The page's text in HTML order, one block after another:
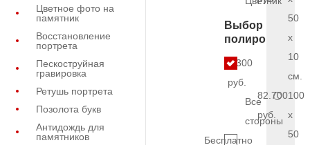
Цветное фото на
памятник
Восстановление
портрета
Пескоструйная
гравировка
Ретушь портрета
Позолота букв
Антидождь для
памятников
Выбор
полировки
5.300
руб.
Все
стороны
Бесплатно
50
x
10
см.
82.700
руб.
100
x
50